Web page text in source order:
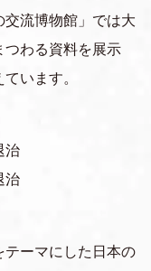
流博物館」では大
つわる資料を展示
います。
治
治
ーマにした日本の